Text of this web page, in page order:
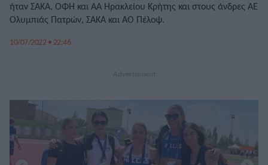
ήταν ΣΑΚΑ, ΟΦΗ και ΑΑ Ηρακλείου Κρήτης και στους άνδρες ΑΕ
Ολυμπιάς Πατρών, ΣΑΚΑ και ΑΟ Πέλοψ.
10/07/2022 • 22:46